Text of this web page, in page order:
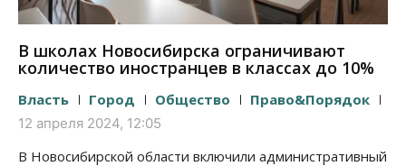
В школах Новосибирска ограничивают
количество иностранцев в классах до 10%
Власть Город Общество Право&Порядок
12 апреля 2024, 12:05
В Новосибирской области включили административный